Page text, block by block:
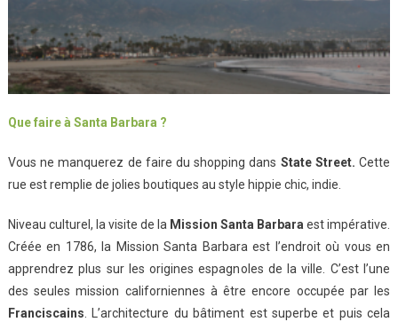
Que faire à Santa Barbara ?
Vous ne manquerez de faire du shopping dans State Street.Cette
rue est remplie de jolies boutiques au style hippie chic, indie.
Niveau culturel, la visite de la Mission Santa Barbaraest impérative.
Créée en 1786, la Mission Santa Barbara est l’endroit où vous en
apprendrez plus sur les origines espagnoles de la ville. C’est l’une
des seules mission californiennes à être encore occupée par les
Franciscains. L’architecture du bâtiment est superbe et puis cela